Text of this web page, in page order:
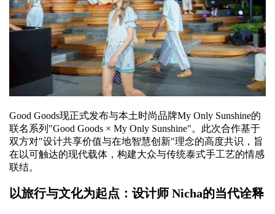
Good Goods现正式发布与本土时尚品牌My Only Sunshine的
联名系列"Good Goods × My Only Sunshine"。此次合作基于
双方对"设计共享价值与在地智慧创新"理念的高度共识，旨
在以可触达的现代载体，构建大众与传统泰式手工艺的情感
联结。
以旅行与文化为起点：设计师 Nicha的当代诠释